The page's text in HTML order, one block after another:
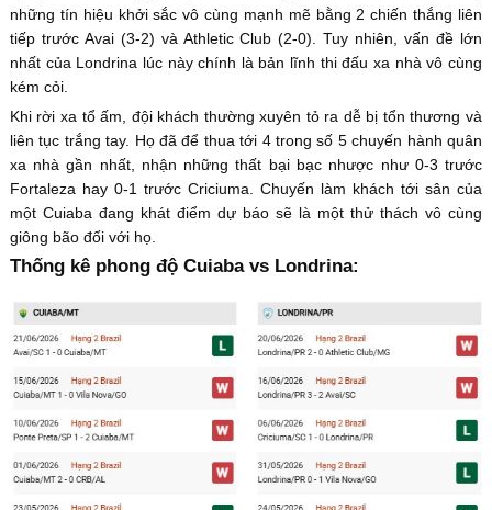
những tín hiệu khởi sắc vô cùng mạnh mẽ bằng 2 chiến thắng liên
tiếp trước Avai (3-2) và Athletic Club (2-0). Tuy nhiên, vấn đề lớn
nhất của Londrina lúc này chính là bản lĩnh thi đấu xa nhà vô cùng
kém cỏi.
Khi rời xa tổ ấm, đội khách thường xuyên tỏ ra dễ bị tổn thương và
liên tục trắng tay. Họ đã để thua tới 4 trong số 5 chuyến hành quân
xa nhà gần nhất, nhận những thất bại bạc nhược như 0-3 trước
Fortaleza hay 0-1 trước Criciuma. Chuyến làm khách tới sân của
một Cuiaba đang khát điểm dự báo sẽ là một thử thách vô cùng
giông bão đối với họ.
Thống kê phong độ Cuiaba vs Londrina: